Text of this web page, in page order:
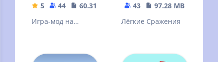
5 44
60.31 MB
Игра-мод на
кампании
43
97.28 MB
Лёгкие Сражения